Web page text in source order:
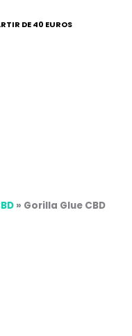
» Gorilla Glue CBD